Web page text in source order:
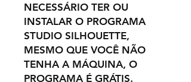
NECESSÁRIO TER OU
INSTALAR O PROGRAMA
STUDIO SILHOUETTE,
MESMO QUE VOCÊ NÃO
TENHA A MÁQUINA, O
PROGRAMA É GRÁTIS.